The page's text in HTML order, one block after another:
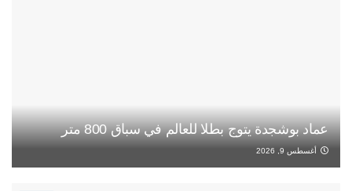
عماد بوشجدة يتوج بطلا للعالم في سباق 800 متر
أغسطس 9, 2026